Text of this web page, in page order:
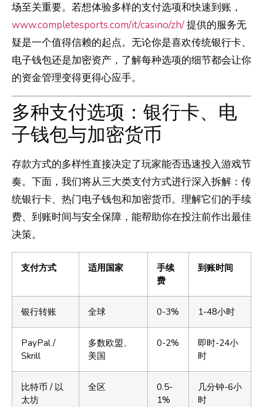
场至关重要。若想体验多样的支付选项和快速到账，
www.completesports.com/it/casino/zh/提供的服务无
疑是一个值得信赖的起点。无论你是喜欢传统银行卡、
电子钱包还是加密资产，了解每种选项的细节都会让你
的资金管理变得更得心应手。
多种支付选项：银行卡、电
子钱包与加密货币
存款方式的多样性直接决定了玩家能否迅速投入游戏节
奏。下面，我们将从三大类支付方式进行深入拆解：传
统银行卡、热门电子钱包和加密货币。理解它们的手续
费、到账时间与安全保障，能帮助你在投注前作出最佳
决策。
支付方式 适用国家
手续
费
到账时间
银行转账 全球 0-3% 1-48小时
PayPal /
Skrill
多数欧盟、
美国
0-2%
即时-24小
时
比特币 / 以
太坊
全区
0.5-
1%
几分钟-6小
时